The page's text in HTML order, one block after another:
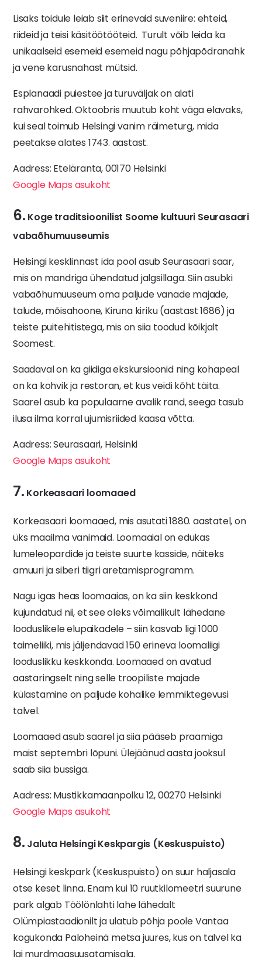
Lisaks toidule leiab siit erinevaid suveniire: ehteid,
riideid ja teisi käsitöötööteid. Turult võib leida ka
unikaalseid esemeid esemeid nagu põhjapõdranahk
ja vene karusnahast mütsid.
Esplanaadi puiestee ja turuväljak on alati
rahvarohked. Oktoobris muutub koht väga elavaks,
kui seal toimub Helsingi vanim räimeturg, mida
peetakse alates 1743. aastast.
Aadress: Eteläranta, 00170 Helsinki
Google Maps asukoht
6. Koge traditsioonilist Soome kultuuri Seurasaari
vabaõhumuuseumis
Helsingi kesklinnast ida pool asub Seurasaari saar,
mis on mandriga ühendatud jalgsillaga. Siin asubki
vabaõhumuuseum oma paljude vanade majade,
talude, mõisahoone, Kiruna kiriku (aastast 1686) ja
teiste puitehitistega, mis on siia toodud kõikjalt
Soomest.
Saadaval on ka giidiga ekskursioonid ning kohapeal
on ka kohvik ja restoran, et kus veidi kõht täita.
Saarel asub ka populaarne avalik rand, seega tasub
ilusa ilma korral ujumisriided kaasa võtta.
Aadress: Seurasaari, Helsinki
Google Maps asukoht
7. Korkeasaari loomaaed
Korkeasaari loomaaed, mis asutati 1880. aastatel, on
üks maailma vanimaid. Loomaaial on edukas
lumeleopardide ja teiste suurte kasside, näiteks
amuuri ja siberi tiigri aretamisprogramm.
Nagu igas heas loomaaias, on ka siin keskkond
kujundatud nii, et see oleks võimalikult lähedane
looduslikele elupaikadele – siin kasvab ligi 1000
taimeliiki, mis jäljendavad 150 erineva loomaliigi
looduslikku keskkonda. Loomaaed on avatud
aastaringselt ning selle troopiliste majade
külastamine on paljude kohalike lemmiktegevusi
talvel.
Loomaaed asub saarel ja siia pääseb praamiga
maist septembri lõpuni. Ülejäänud aasta jooksul
saab siia bussiga.
Aadress: Mustikkamaanpolku 12, 00270 Helsinki
Google Maps asukoht
8. Jaluta Helsingi Keskpargis (Keskuspuisto)
Helsingi keskpark (Keskuspuisto) on suur haljasala
otse keset linna. Enam kui 10 ruutkilomeetri suurune
park algab Töölönlahti lahe lähedalt
Olümpiastaadionilt ja ulatub põhja poole Vantaa
kogukonda Paloheinä metsa juures, kus on talvel ka
lai murdmaasuusatamisala.